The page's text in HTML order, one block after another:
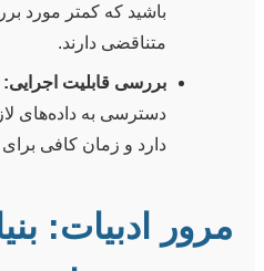
باشید که کمتر مورد
متناقضی دارند.
بررسی قابلیت اجرایی:
دسترسی به داده‌های
دارد و زمان کافی
مرور ادبیات: